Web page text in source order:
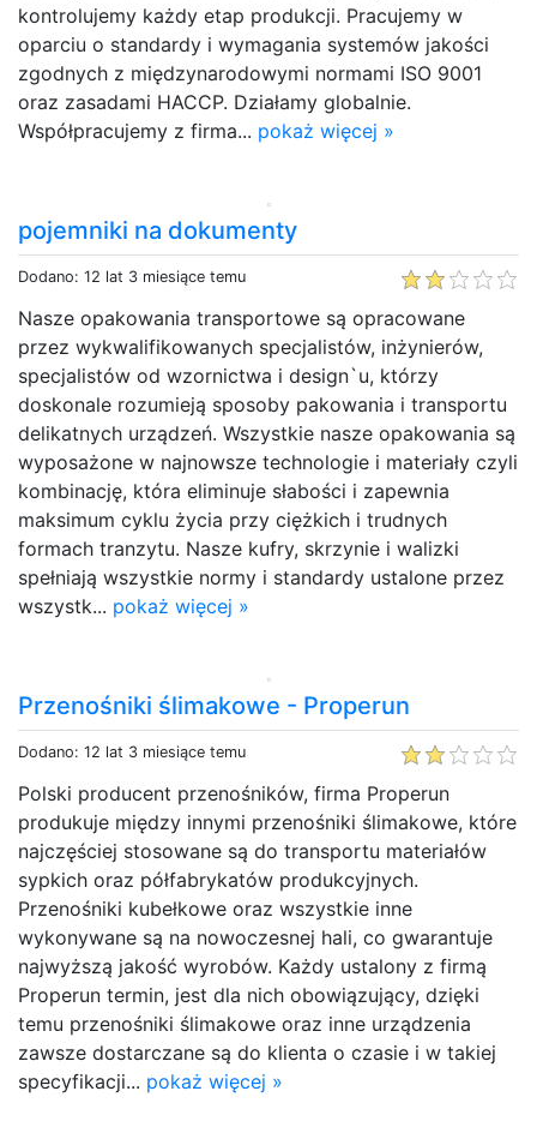
kontrolujemy każdy etap produkcji. Pracujemy w
oparciu o standardy i wymagania systemów jakości
zgodnych z międzynarodowymi normami ISO 9001
oraz zasadami HACCP. Działamy globalnie.
Współpracujemy z firma... pokaż więcej »
pojemniki na dokumenty
Dodano: 12 lat 3 miesiące temu
Nasze opakowania transportowe są opracowane
przez wykwalifikowanych specjalistów, inżynierów,
specjalistów od wzornictwa i design`u, którzy
doskonale rozumieją sposoby pakowania i transportu
delikatnych urządzeń. Wszystkie nasze opakowania są
wyposażone w najnowsze technologie i materiały czyli
kombinację, która eliminuje słabości i zapewnia
maksimum cyklu życia przy ciężkich i trudnych
formach tranzytu. Nasze kufry, skrzynie i walizki
spełniają wszystkie normy i standardy ustalone przez
wszystk... pokaż więcej »
Przenośniki ślimakowe - Properun
Dodano: 12 lat 3 miesiące temu
Polski producent przenośników, firma Properun
produkuje między innymi przenośniki ślimakowe, które
najczęściej stosowane są do transportu materiałów
sypkich oraz półfabrykatów produkcyjnych.
Przenośniki kubełkowe oraz wszystkie inne
wykonywane są na nowoczesnej hali, co gwarantuje
najwyższą jakość wyrobów. Każdy ustalony z firmą
Properun termin, jest dla nich obowiązujący, dzięki
temu przenośniki ślimakowe oraz inne urządzenia
zawsze dostarczane są do klienta o czasie i w takiej
specyfikacji... pokaż więcej »